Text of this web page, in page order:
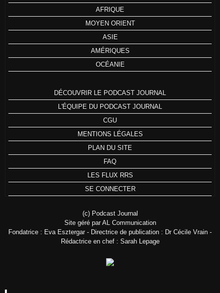
AFRIQUE
MOYEN ORIENT
ASIE
AMÉRIQUES
OCÉANIE
DÉCOUVRIR LE PODCAST JOURNAL
L'ÉQUIPE DU PODCAST JOURNAL
CGU
MENTIONS LÉGALES
PLAN DU SITE
FAQ
LES FLUX RRS
SE CONNECTER
(c) Podcast Journal
Site géré par AL Communication
Fondatrice : Eva Esztergar - Directrice de publication : Dr Cécile Vrain -
Rédactrice en chef : Sarah Lepage